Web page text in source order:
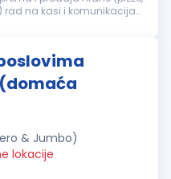
rad na kasi i komunikacija
& Jumbo)
lokacije